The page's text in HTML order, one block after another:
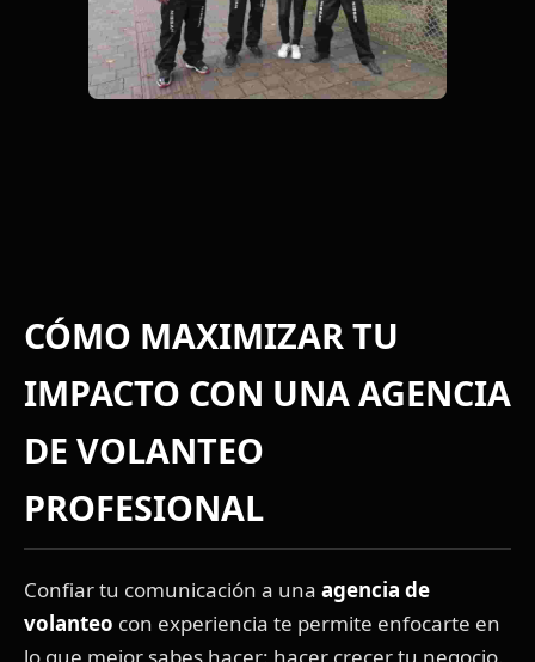
CÓMO MAXIMIZAR TU
IMPACTO CON UNA AGENCIA
DE VOLANTEO
PROFESIONAL
Confiar tu comunicación a una agencia de
volanteo con experiencia te permite enfocarte en